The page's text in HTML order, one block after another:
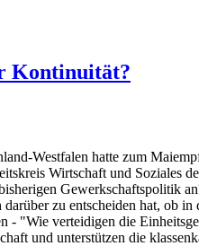
Kontinuität?
Westfalen hatte zum
Wirtschaft und Soziales
Gewerkschaftspolitik
zu entscheiden hat, ob
- "Wie verteidigen die
und unterstützen die